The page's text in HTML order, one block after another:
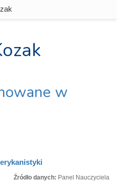
w
Źródło danych: Panel Nauczyciela